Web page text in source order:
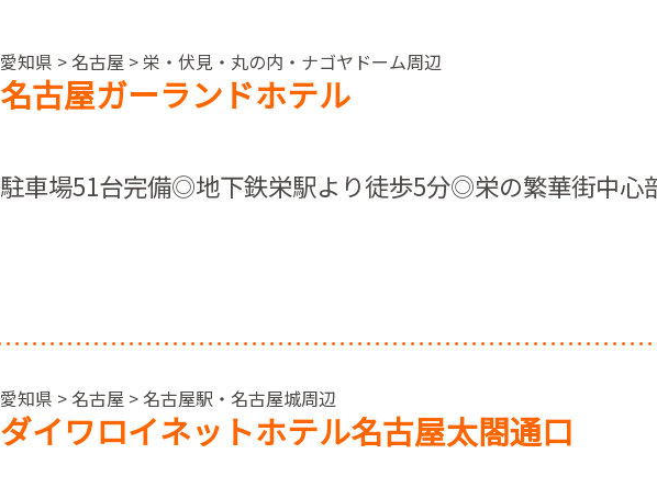
愛知県 > 名古屋 > 栄・伏見・丸の内・ナゴヤドーム周辺
名古屋ガーランドホテル
駐車場51台完備◎地下鉄栄駅より徒歩5分◎栄の繁華街中心
愛知県 > 名古屋 > 名古屋駅・名古屋城周辺
ダイワロイネットホテル名古屋太閤通口